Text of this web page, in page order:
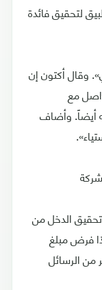
لتحقيق فائدة
وقال أكتون إن
مع
أيضاً. وأضاف
الدخل من
فرض مبلغ
من الرسائل